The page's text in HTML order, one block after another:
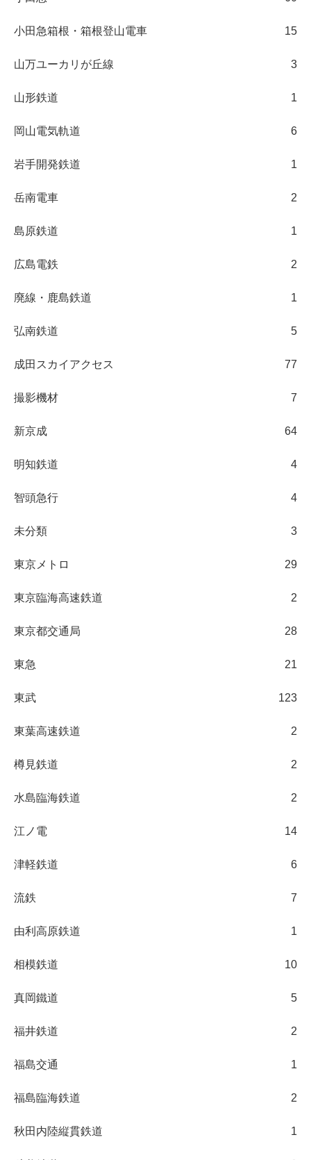
小田急箱根・箱根登山電車 15
山万ユーカリが丘線 3
山形鉄道 1
岡山電気軌道 6
岩手開発鉄道 1
岳南電車 2
島原鉄道 1
広島電鉄 2
廃線・鹿島鉄道 1
弘南鉄道 5
成田スカイアクセス 77
撮影機材 7
新京成 64
明知鉄道 4
智頭急行 4
未分類 3
東京メトロ 29
東京臨海高速鉄道 2
東京都交通局 28
東急 21
東武 123
東葉高速鉄道 2
樽見鉄道 2
水島臨海鉄道 2
江ノ電 14
津軽鉄道 6
流鉄 7
由利高原鉄道 1
相模鉄道 10
真岡鐵道 5
福井鉄道 2
福島交通 1
福島臨海鉄道 2
秋田内陸縦貫鉄道 1